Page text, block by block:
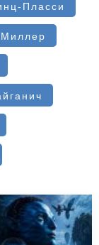
Пласси